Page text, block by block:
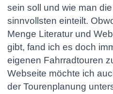
sein soll und wie man
sinnvollsten einteilt.
Menge Literatur und
gibt, fand ich es doch
eigenen Fahrradtouren
Webseite möchte ich
der Tourenplanung